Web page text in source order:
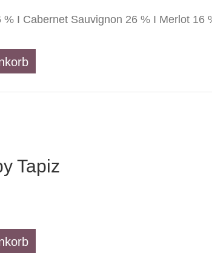
I Cabernet Sauvignon 26 % I Merlot 16
Tapiz